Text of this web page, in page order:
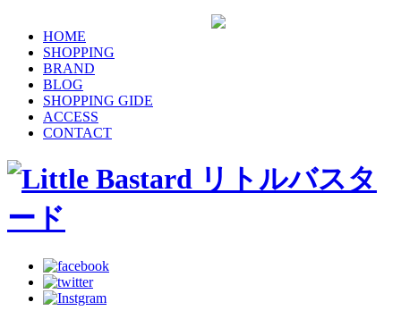
HOME
SHOPPING
BRAND
BLOG
SHOPPING GIDE
ACCESS
CONTACT